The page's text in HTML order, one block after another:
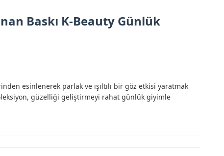
Baskı K-Beauty Günlük
esinlenerek parlak ve ışıltılı bir göz etkisi yaratmak
güzelliği geliştirmeyi rahat günlük giyimle